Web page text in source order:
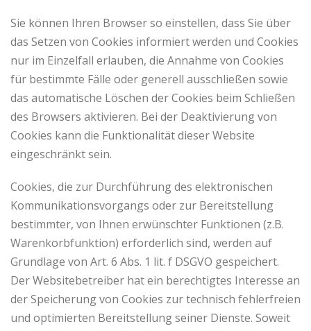
Sie können Ihren Browser so einstellen, dass Sie über
das Setzen von Cookies informiert werden und Cookies
nur im Einzelfall erlauben, die Annahme von Cookies
für bestimmte Fälle oder generell ausschließen sowie
das automatische Löschen der Cookies beim Schließen
des Browsers aktivieren. Bei der Deaktivierung von
Cookies kann die Funktionalität dieser Website
eingeschränkt sein.
Cookies, die zur Durchführung des elektronischen
Kommunikationsvorgangs oder zur Bereitstellung
bestimmter, von Ihnen erwünschter Funktionen (z.B.
Warenkorbfunktion) erforderlich sind, werden auf
Grundlage von Art. 6 Abs. 1 lit. f DSGVO gespeichert.
Der Websitebetreiber hat ein berechtigtes Interesse an
der Speicherung von Cookies zur technisch fehlerfreien
und optimierten Bereitstellung seiner Dienste. Soweit